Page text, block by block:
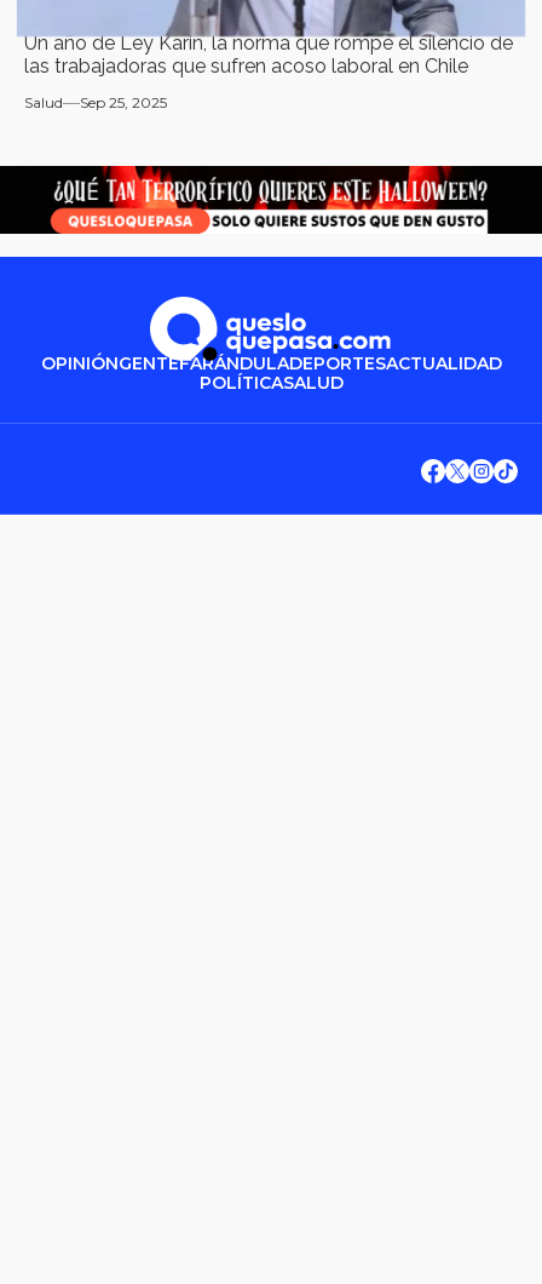
Un año de Ley Karin, la norma que rompe el silencio de
las trabajadoras que sufren acoso laboral en Chile
Salud Sep 25, 2025
OPINIÓNGENTEFARÁNDULADEPORTESACTUALIDAD
POLÍTICASALUD